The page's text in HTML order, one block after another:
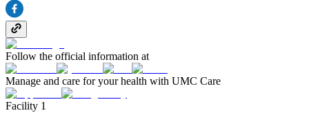
Follow the official information at
Manage and care for your health with UMC Care
Facility 1